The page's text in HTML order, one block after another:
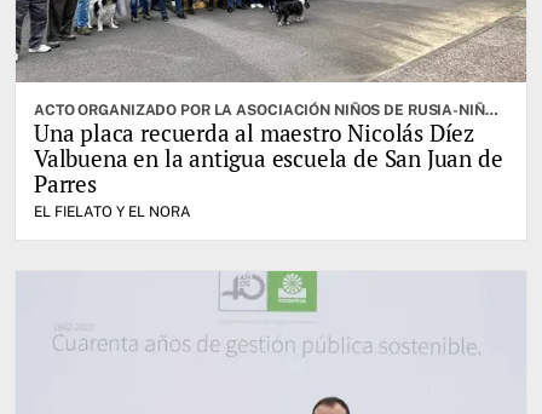
ACTO ORGANIZADO POR LA ASOCIACIÓN NIÑOS DE RUSIA-NIÑOS DE LA GUERRA
Una placa recuerda al maestro Nicolás Díez
Valbuena en la antigua escuela de San Juan de
Parres
EL FIELATO Y EL NORA